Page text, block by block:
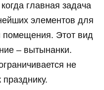
главная задача
элементов для
помещения. Этот вид
– вытынанки.
не